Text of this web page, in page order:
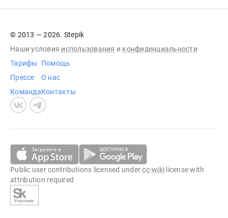
© 2013 — 2026. Stepik
Наши условия использования и конфиденциальности
Тарифы
Прессе
Команда
Помощь
О нас
Контакты
Public user contributions licensed undercc-wiki license with
attribution required